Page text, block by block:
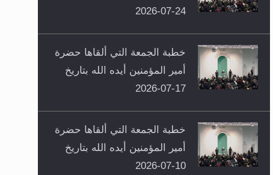
24-07-2026
خطبة الجمعة التي ألقاها حضرة
أمير المؤمنين أيده الله بتاريخ
17-07-2026
خطبة الجمعة التي ألقاها حضرة
أمير المؤمنين أيده الله بتاريخ
10-07-2026